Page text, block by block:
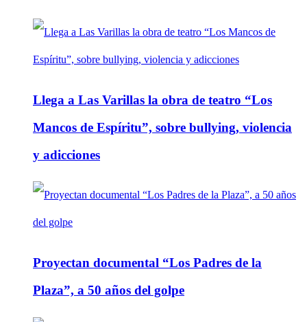
Llega a Las Varillas la obra de teatro “Los
Mancos de Espíritu”, sobre bullying, violencia
y adicciones
Proyectan documental “Los Padres de la
Plaza”, a 50 años del golpe